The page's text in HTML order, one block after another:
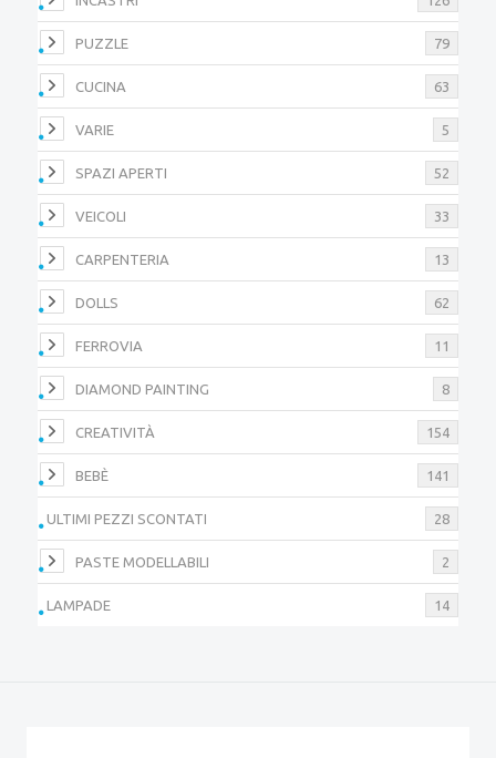
PUZZLE 79
CUCINA 63
VARIE 5
SPAZI APERTI 52
VEICOLI 33
CARPENTERIA 13
DOLLS 62
FERROVIA 11
DIAMOND PAINTING 8
CREATIVITÀ 154
BEBÈ 141
ULTIMI PEZZI SCONTATI 28
PASTE MODELLABILI 2
LAMPADE 14